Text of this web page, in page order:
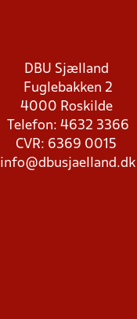
DBU Sjælland
Fuglebakken 2
4000 Roskilde
Telefon: 4632 3366
CVR: 6369 0015
info@dbusjaelland.dk